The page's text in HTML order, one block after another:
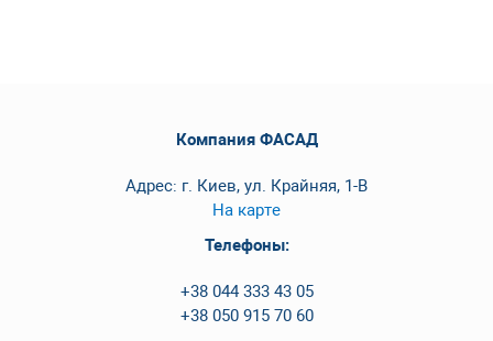
Компания ФАСАД
Адрес: г. Киев, ул. Крайняя, 1-В
На карте
Телефоны:
+38 044 333 43 05
+38 050 915 70 60